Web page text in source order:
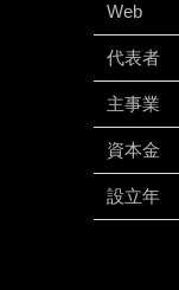
Web
代表者
主事業
資本金
設立年